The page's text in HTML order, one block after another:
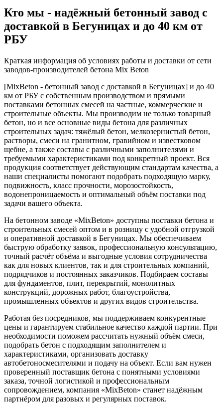
Кто мы - надёжный бетонный завод с
доставкой в Бегуницах и до 40 км от
РБУ
Краткая информация об условиях работы и доставки от сети
заводов-производителей бетона Mix Beton
[MixBeton - бетонный завод с доставкой в Бегуницах] и до 40
км от РБУ с собственным производством и прямыми
поставками бетонных смесей на частные, коммерческие и
строительные объекты. Мы производим не только товарный
бетон, но и все основные виды бетона для различных
строительных задач: тяжёлый бетон, мелкозернистый бетон,
растворы, смеси на гранитном, гравийном и известковом
щебне, а также составы с различными заполнителями и
требуемыми характеристиками под конкретный проект. Вся
продукция соответствует действующим стандартам качества, а
наши специалисты помогают подобрать подходящую марку,
подвижность, класс прочности, морозостойкость,
водонепроницаемость и оптимальный объём поставки под
задачи вашего объекта.
На бетонном заводе «MixBeton» доступны поставки бетона и
строительных смесей оптом и в розницу с удобной отгрузкой
и оперативной доставкой в Бегуницах. Мы обеспечиваем
быструю обработку заявок, профессиональную консультацию,
точный расчёт объёма и выгодные условия сотрудничества
как для новых клиентов, так и для строительных компаний,
подрядчиков и постоянных заказчиков. Подбираем составы
для фундаментов, плит, перекрытий, монолитных
конструкций, дорожных работ, благоустройства,
промышленных объектов и других видов строительства.
Работая без посредников, мы поддерживаем конкурентные
цены и гарантируем стабильное качество каждой партии. При
необходимости поможем рассчитать нужный объём смеси,
подобрать бетон с подходящим заполнителем и
характеристиками, организовать доставку
автобетоносмесителями и подачу на объект. Если вам нужен
проверенный поставщик бетона с понятными условиями
заказа, точной логистикой и профессиональным
сопровождением, компания «MixBeton» станет надёжным
партнёром для разовых и регулярных поставок.